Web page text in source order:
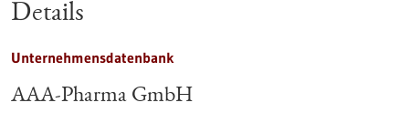
Details
Unternehmensdatenbank
AAA-Pharma GmbH